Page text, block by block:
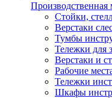
Производственная
Стойки,
Верстаки
Тумбы
Тележки для
Верстаки и
Рабочие
Тележки
Шкафы